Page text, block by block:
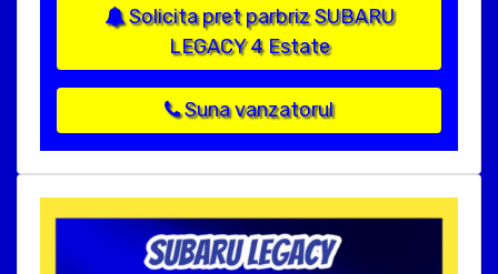
Solicita pret parbriz SUBARU
LEGACY 4 Estate
Suna vanzatorul